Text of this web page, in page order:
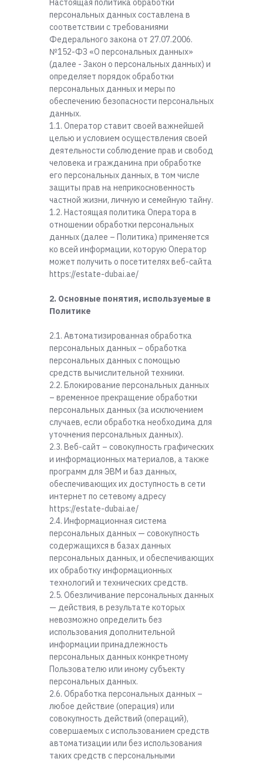
Настоящая политика обработки
персональных данных составлена в
соответствии с требованиями
Федерального закона от 27.07.2006.
№152-ФЗ «О персональных данных»
(далее - Закон о персональных данных) и
определяет порядок обработки
персональных данных и меры по
обеспечению безопасности персональных
данных.
1.1. Оператор ставит своей важнейшей
целью и условием осуществления своей
деятельности соблюдение прав и свобод
человека и гражданина при обработке
его персональных данных, в том числе
защиты прав на неприкосновенность
частной жизни, личную и семейную тайну.
1.2. Настоящая политика Оператора в
отношении обработки персональных
данных (далее – Политика) применяется
ко всей информации, которую Оператор
может получить о посетителях веб-сайта
https://estate-dubai.ae/
2. Основные понятия, используемые в
Политике
2.1. Автоматизированная обработка
персональных данных – обработка
персональных данных с помощью
средств вычислительной техники.
2.2. Блокирование персональных данных
– временное прекращение обработки
персональных данных (за исключением
случаев, если обработка необходима для
уточнения персональных данных).
2.3. Веб-сайт – совокупность графических
и информационных материалов, а также
программ для ЭВМ и баз данных,
обеспечивающих их доступность в сети
интернет по сетевому адресу
https://estate-dubai.ae/
2.4. Информационная система
персональных данных — совокупность
содержащихся в базах данных
персональных данных, и обеспечивающих
их обработку информационных
технологий и технических средств.
2.5. Обезличивание персональных данных
— действия, в результате которых
невозможно определить без
использования дополнительной
информации принадлежность
персональных данных конкретному
Пользователю или иному субъекту
персональных данных.
2.6. Обработка персональных данных –
любое действие (операция) или
совокупность действий (операций),
совершаемых с использованием средств
автоматизации или без использования
таких средств с персональными